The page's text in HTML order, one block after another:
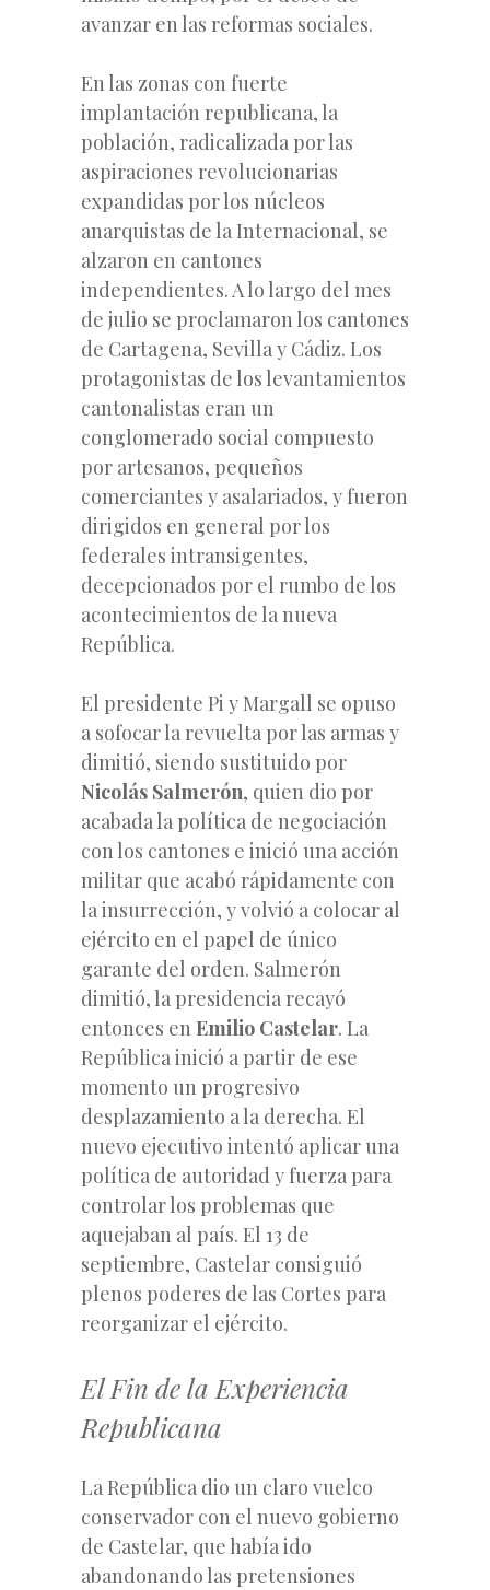
avanzar en las reformas sociales.
En las zonas con fuerte
implantación republicana, la
población, radicalizada por las
aspiraciones revolucionarias
expandidas por los núcleos
anarquistas de la Internacional, se
alzaron en cantones
independientes. A lo largo del mes
de julio se proclamaron los cantones
de Cartagena, Sevilla y Cádiz. Los
protagonistas de los levantamientos
cantonalistas eran un
conglomerado social compuesto
por artesanos, pequeños
comerciantes y asalariados, y fueron
dirigidos en general por los
federales intransigentes,
decepcionados por el rumbo de los
acontecimientos de la nueva
República.
El presidente Pi y Margall se opuso
a sofocar la revuelta por las armas y
dimitió, siendo sustituido por
Nicolás Salmerón, quien dio por
acabada la política de negociación
con los cantones e inició una acción
militar que acabó rápidamente con
la insurrección, y volvió a colocar al
ejército en el papel de único
garante del orden. Salmerón
dimitió, la presidencia recayó
entonces en Emilio Castelar. La
República inició a partir de ese
momento un progresivo
desplazamiento a la derecha. El
nuevo ejecutivo intentó aplicar una
política de autoridad y fuerza para
controlar los problemas que
aquejaban al país. El 13 de
septiembre, Castelar consiguió
plenos poderes de las Cortes para
reorganizar el ejército.
El Fin de la Experiencia
Republicana
La República dio un claro vuelco
conservador con el nuevo gobierno
de Castelar, que había ido
abandonando las pretensiones